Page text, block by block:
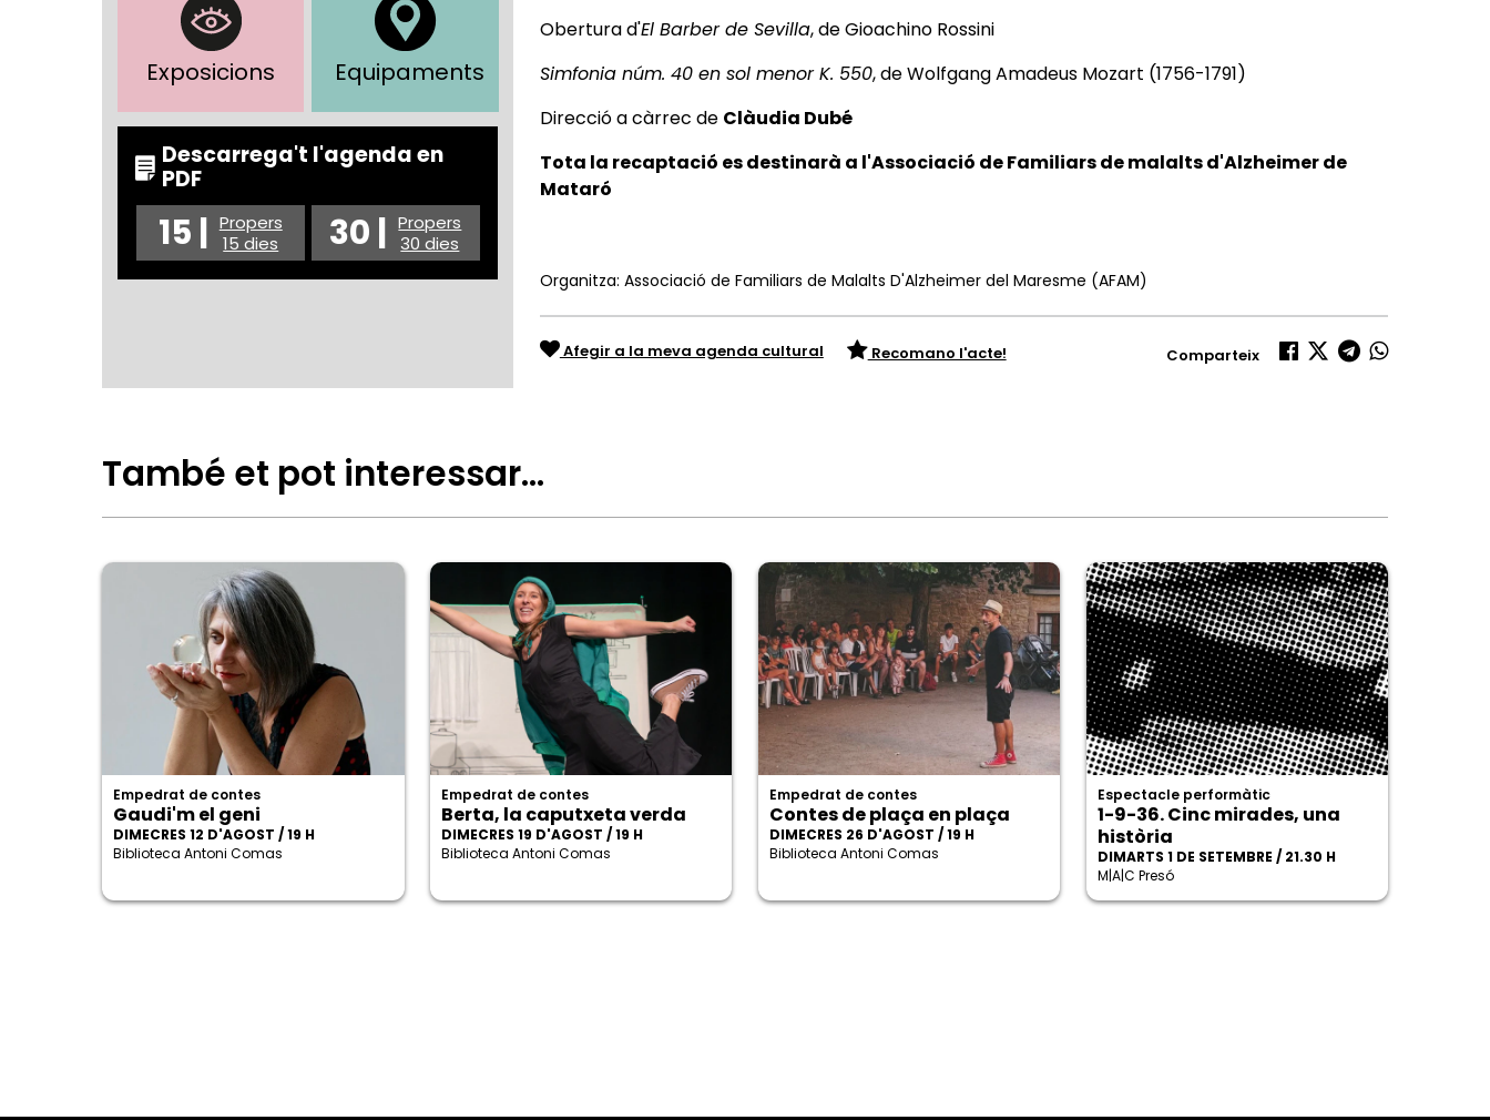
Exposicions Equipaments
Descarrega't l'agenda en
PDF
15 | Propers
15 dies
30 | Propers
30 dies
Obertura d'El Barber de Sevilla, de Gioachino Rossini
Simfonia núm. 40 en sol menor K. 550, de Wolfgang Amadeus Mozart (1756-1791)
Direcció a càrrec de Clàudia Dubé
Tota la recaptació es destinarà a l'Associació de Familiars de malalts d'Alzheimer de
Mataró
Organitza: Associació de Familiars de Malalts D'Alzheimer del Maresme (AFAM)
Afegir a la meva agenda cultural Recomano l'acte! Comparteix
També et pot interessar…
Empedrat de contes
Gaudi'm el geni
DIMECRES 12 D'AGOST / 19 H
Biblioteca Antoni Comas
Empedrat de contes
Berta, la caputxeta verda
DIMECRES 19 D'AGOST / 19 H
Biblioteca Antoni Comas
Empedrat de contes
Contes de plaça en plaça
DIMECRES 26 D'AGOST / 19 H
Biblioteca Antoni Comas
Espectacle performàtic
1-9-36. Cinc mirades, una
història
DIMARTS 1 DE SETEMBRE / 21.30 H
M|A|C Presó